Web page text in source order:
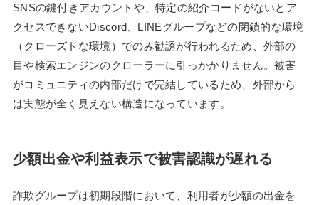
SNSの鍵付きアカウントや、特定の紹介コードがないとア
クセスできないDiscord、LINEグループなどの閉鎖的な環境
（クローズドな環境）でのみ勧誘が行われるため、外部の
目や検索エンジンのクローラーに引っかかりません。被害
がコミュニティの内部だけで完結しているため、外部から
は実態が全く見えない構造になっています。
少額出金や利益表示で被害認識が遅れる
詐欺グループは初期段階において、利用者が少額の出金を